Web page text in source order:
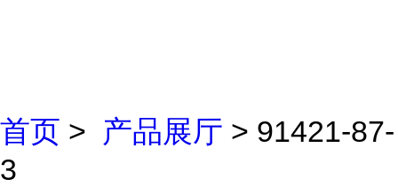
首页 > 产品展厅 > 91421-87-
3